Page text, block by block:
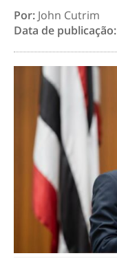
Por: John Cutrim
Data de publicação: